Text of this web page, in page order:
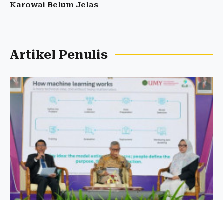
Karowai Belum Jelas
Artikel Penulis